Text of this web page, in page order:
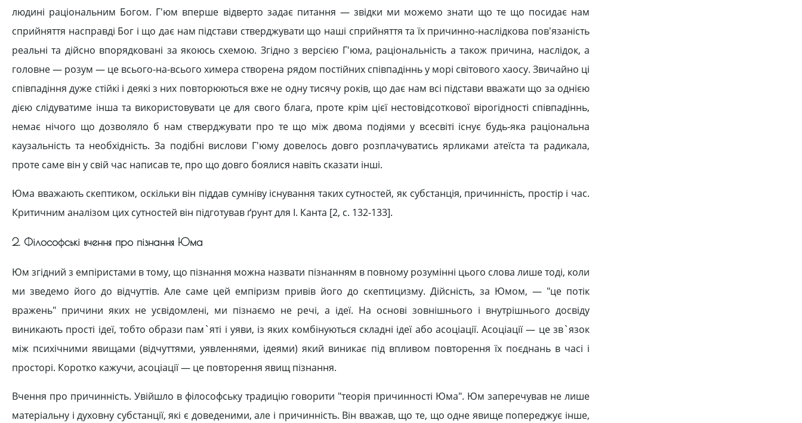
людині раціональним Богом. Г'юм вперше відверто задає питання — звідки ми можемо знати що те що посидає нам
сприйняття насправді Бог і що дає нам підстави стверджувати що наші сприйняття та їх причинно-наслідкова пов'язаність
реальні та дійсно впорядковані за якоюсь схемою. Згідно з версією Г'юма, раціональність а також причина, наслідок, а
головне — розум — це всього-на-всього химера створена рядом постійних співпадіннь у морі світового хаосу. Звичайно ці
співпадіння дуже стійкі і деякі з них повторюються вже не одну тисячу років, що дає нам всі підстави вважати що за однією
дією слідуватиме інша та використовувати це для свого блага, проте крім цієї нестовідсоткової вірогідності співпадіннь,
немає нічого що дозволяло б нам стверджувати про те що між двома подіями у всесвіті існує будь-яка раціональна
каузальність та необхідність. За подібні вислови Г'юму довелось довго розплачуватись ярликами атеїста та радикала,
проте саме він у свій час написав те, про що довго боялися навіть сказати інші.
Юма вважають скептиком, оскільки він піддав сумніву існування таких сутностей, як субстанція, причинність, простір і час.
Критичним аналізом цих сутностей він підготував ґрунт для І. Канта [2, c. 132-133].
2. Філософські вчення про пізнання Юма
Юм згідний з емпіристами в тому, що пізнання можна назвати пізнанням в повному розумінні цього слова лише тоді, коли
ми зведемо його до відчуттів. Але саме цей емпіризм привів його до скептицизму. Дійсність, за Юмом, — "це потік
вражень" причини яких не усвідомлені, ми пізнаємо не речі, а ідеї. На основі зовнішнього і внутрішнього досвіду
виникають прості ідеї, тобто образи пам`яті і уяви, із яких комбінуються складні ідеї або асоціації. Асоціації — це зв`язок
між психічними явищами (відчуттями, уявленнями, ідеями) який виникає під впливом повторення їх поєднань в часі і
просторі. Коротко кажучи, асоціації — це повторення явищ пізнання.
Вчення про причинність. Увійшло в філософську традицію говорити "теорія причинності Юма". Юм заперечував не лише
матеріальну і духовну субстанції, які є доведеними, але і причинність. Він вважав, що те, що одне явище попереджує інше,